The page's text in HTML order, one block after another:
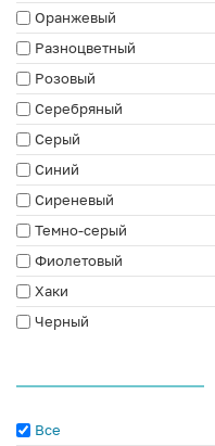
Оранжевый
Разноцветный
Розовый
Серебряный
Серый
Синий
Сиреневый
Темно-серый
Фиолетовый
Хаки
Черный
Все